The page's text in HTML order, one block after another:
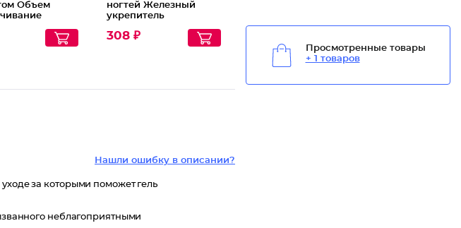
Объем
ногтей Железный
укрепитель
308 ₽
Нашли ошибку в описании?
за которыми поможет гель
неблагоприятными
Просмотренные товары
+ 1 товаров